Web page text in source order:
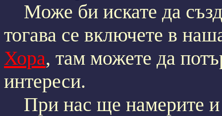
Може би искате да
тогава се включете в
Хора, там можете да
интереси.
При нас ще намерите и